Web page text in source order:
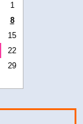
1
8
15
22
29